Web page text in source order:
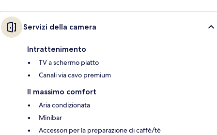
Servizi della camera
Intrattenimento
TV a schermo piatto
Canali via cavo premium
Il massimo comfort
Aria condizionata
Minibar
Accessori per la preparazione di caffè/tè